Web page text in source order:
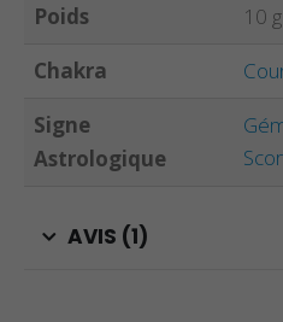
Poids
10 g
Chakra
Signe
Astrologique
AVIS (1)